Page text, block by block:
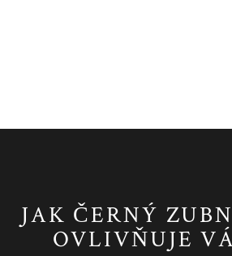
JAK ČERNÝ
OVLIVŇUJE